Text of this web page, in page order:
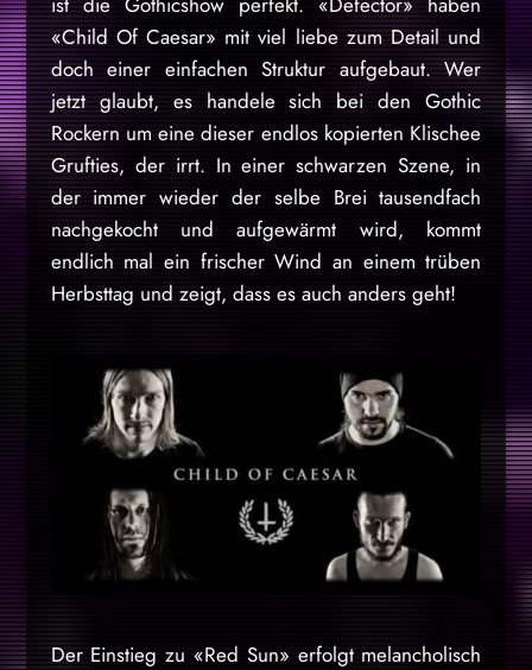
«Child Of Caesar» mit viel liebe zum Detail und
doch einer einfachen Struktur aufgebaut. Wer
jetzt glaubt, es handele sich bei den Gothic
Rockern um eine dieser endlos kopierten Klischee
Grufties, der irrt. In einer schwarzen Szene, in
der immer wieder der selbe Brei tausendfach
nachgekocht und aufgewärmt wird, kommt
endlich mal ein frischer Wind an einem trüben
Herbsttag und zeigt, dass es auch anders geht!
Der Einstieg zu «Red Sun» erfolgt melancholisch